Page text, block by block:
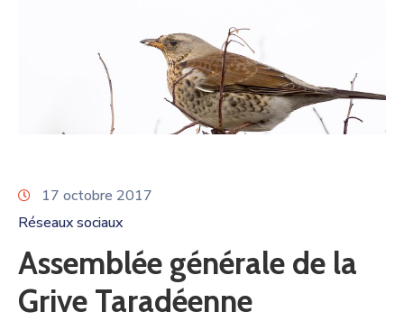
17 octobre 2017
Réseaux sociaux
Assemblée générale de la
Grive Taradéenne